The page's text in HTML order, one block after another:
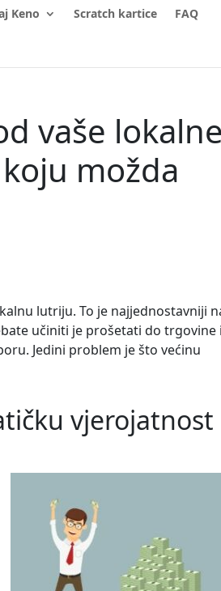
Keno Scratch kartice
FAQ
vaše lokalne
možda
lutriju. To je najjednostavniji
učiniti je prošetati do trgovine
Jedini problem je što većinu
vjerojatnost